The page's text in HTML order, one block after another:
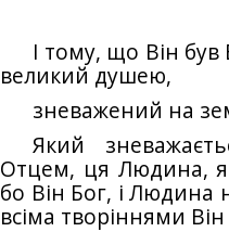
І тому, що Він
вели­кий душею,
зневажений на
Який
Отцем, ця Людина,
бо Він Бог, і Людина
всіма творіння­ми